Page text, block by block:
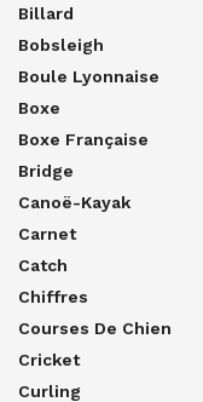
Billard
Bobsleigh
Boule Lyonnaise
Boxe
Boxe Française
Bridge
Canoë-Kayak
Carnet
Catch
Chiffres
Courses De Chien
Cricket
Curling